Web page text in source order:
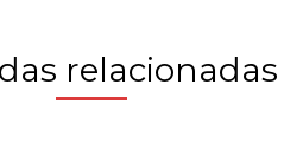
relacionadas